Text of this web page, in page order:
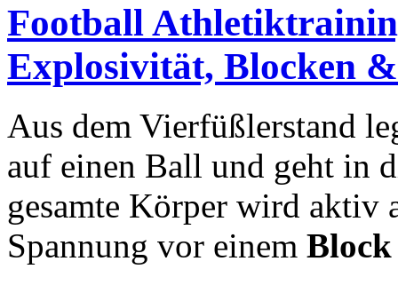
Football
Explosivität, Blocken
Aus dem Vierfüßlerstand
auf einen Ball und geht in
gesamte Körper wird aktiv
Spannung vor einem Block